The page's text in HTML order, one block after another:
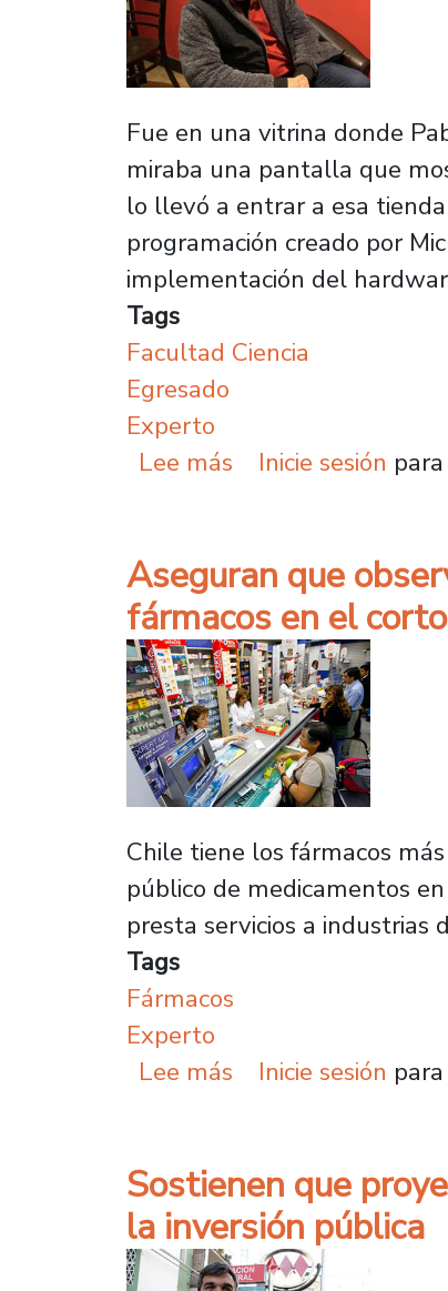
Fue en una vitrina donde
miraba una pantalla que
lo llevó a entrar a esa
programación creado por
implementación del
Tags
Facultad Ciencia
Egresado
Experto
Lee más sobre Pablo
Inicie sesión
Aseguran que
fármacos en el
Chile tiene los fármacos
público de medicamentos
presta servicios a industrias
Tags
Fármacos
Experto
Lee más sobre Aseguran
Inicie sesión
Sostienen que
la inversión pública